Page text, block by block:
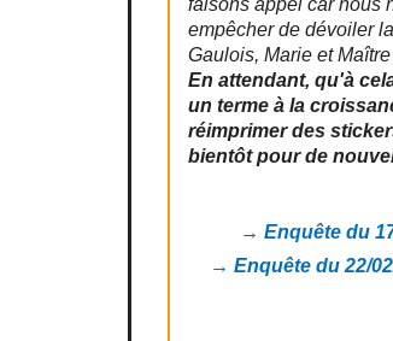
faisons appel car nous
empêcher de dévoiler
Gaulois, Marie et
En attendant, qu'à
un terme à la
réimprimer des
bientôt pour de
→ Enquête du
→ Enquête du 22/